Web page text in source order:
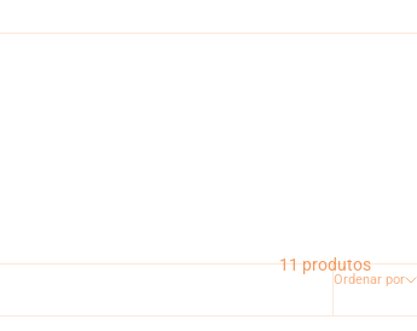
Ordenar por
11 produtos